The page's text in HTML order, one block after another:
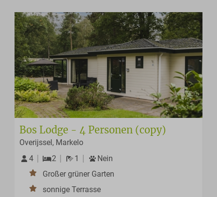
Bos Lodge - 4 Personen (copy)
Overijssel, Markelo
4
2 1
Nein
Großer grüner Garten
sonnige Terrasse